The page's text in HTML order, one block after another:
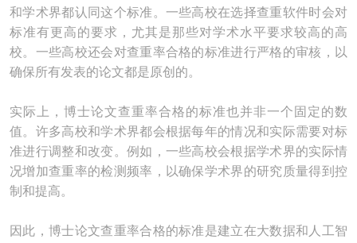
和学术界都认同这个标准。一些高校在选择查重软件时会对
标准有更高的要求，尤其是那些对学术水平要求较高的高
校。一些高校还会对查重率合格的标准进行严格的审核，以
确保所有发表的论文都是原创的。
实际上，博士论文查重率合格的标准也并非一个固定的数
值。许多高校和学术界都会根据每年的情况和实际需要对标
准进行调整和改变。例如，一些高校会根据学术界的实际情
况增加查重率的检测频率，以确保学术界的研究质量得到控
制和提高。
因此，博士论文查重率合格的标准是建立在大数据和人工智